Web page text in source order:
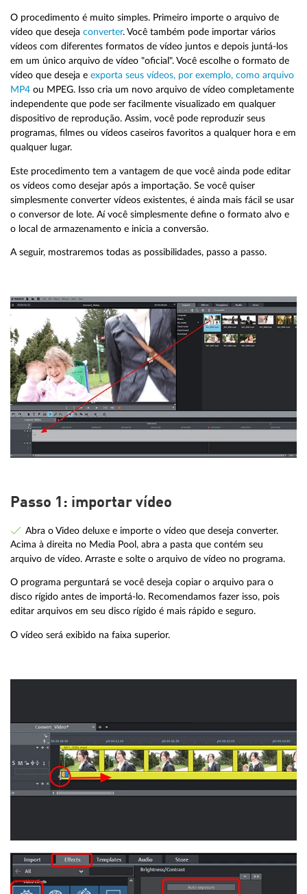
O procedimento é muito simples. Primeiro importe o arquivo de
vídeo que deseja converter. Você também pode importar vários
vídeos com diferentes formatos de vídeo juntos e depois juntá-los
em um único arquivo de vídeo "oficial". Você escolhe o formato de
vídeo que deseja e exporta seus vídeos, por exemplo, como arquivo
MP4 ou MPEG. Isso cria um novo arquivo de vídeo completamente
independente que pode ser facilmente visualizado em qualquer
dispositivo de reprodução. Assim, você pode reproduzir seus
programas, filmes ou vídeos caseiros favoritos a qualquer hora e em
qualquer lugar.
Este procedimento tem a vantagem de que você ainda pode editar
os vídeos como desejar após a importação. Se você quiser
simplesmente converter vídeos existentes, é ainda mais fácil se usar
o conversor de lote. Aí você simplesmente define o formato alvo e
o local de armazenamento e inicia a conversão.
A seguir, mostraremos todas as possibilidades, passo a passo.
Passo 1: importar vídeo
Abra o Video deluxe e importe o vídeo que deseja converter.
Acima à direita no Media Pool, abra a pasta que contém seu
arquivo de vídeo. Arraste e solte o arquivo de vídeo no programa.
O programa perguntará se você deseja copiar o arquivo para o
disco rígido antes de importá-lo. Recomendamos fazer isso, pois
editar arquivos em seu disco rígido é mais rápido e seguro.
O vídeo será exibido na faixa superior.